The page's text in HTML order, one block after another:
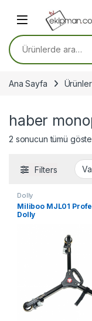
Ara:
Ana Sayfa
haber
2 sonucun tümü
Filters
Dolly
Miliboo MJL01
Dolly